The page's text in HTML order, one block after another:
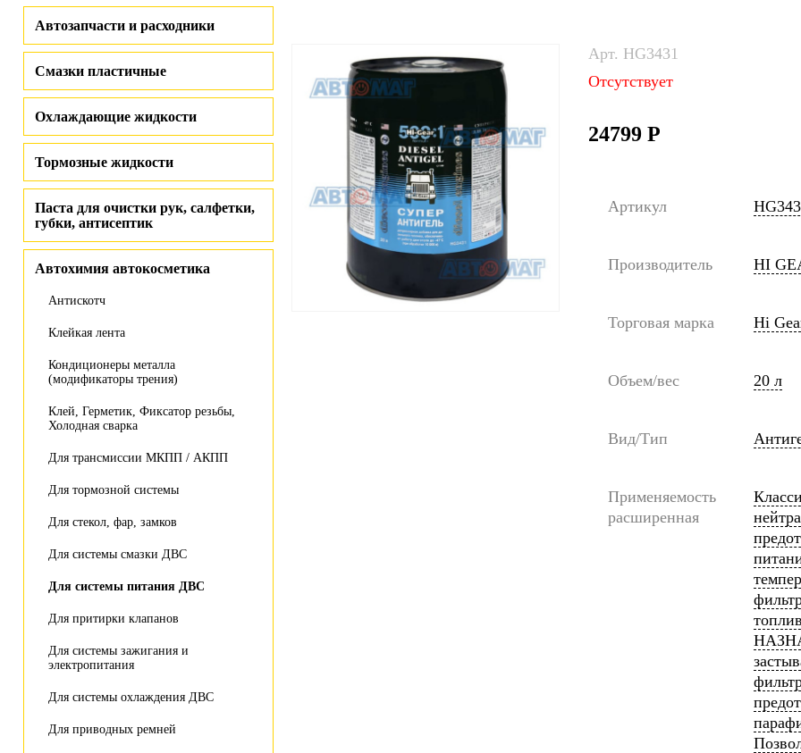
Автозапчасти и расходники
Смазки пластичные
Охлаждающие жидкости
Тормозные жидкости
Паста для очистки рук, салфетки,
губки, антисептик
Автохимия автокосметика
Антискотч
Клейкая лента
Кондиционеры металла
(модификаторы трения)
Клей, Герметик, Фиксатор резьбы,
Холодная сварка
Для трансмиссии МКПП / АКПП
Для тормозной системы
Для стекол, фар, замков
Для системы смазки ДВС
Для системы питания ДВС
Для притирки клапанов
Для системы зажигания и
электропитания
Для системы охлаждения ДВС
Для приводных ремней
Арт. HG3431
Отсутствует
24799 Р
Артикул
Производитель HI
Торговая марка Hi
Объем/вес 20 л
Вид/Тип
Применяемость
расширенная